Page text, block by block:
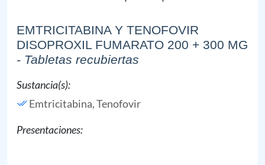
EMTRICITABINA Y TENOFOVIR
DISOPROXIL FUMARATO 200 + 300 MG
- Tabletas recubiertas
Sustancia(s):
Emtricitabina,Tenofovir
Presentaciones: